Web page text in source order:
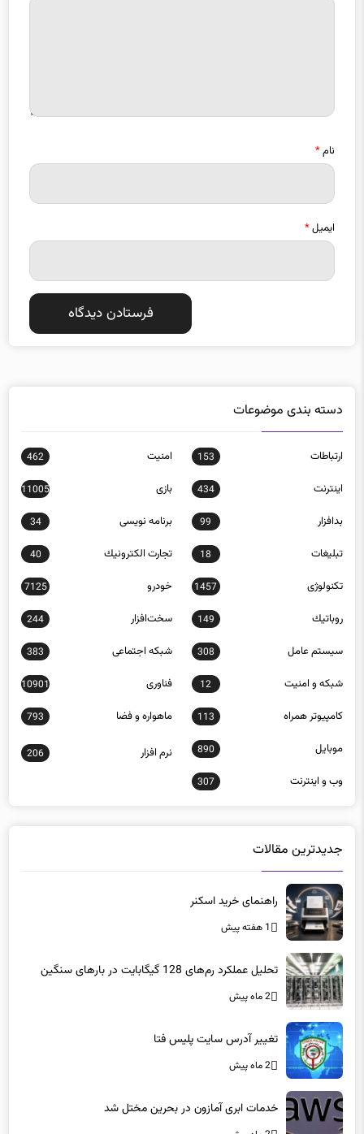
نام*
ایمیل*
دسته بندی موضوعات
ارتباطات 153 امنيت 462
اينترنت 434 بازی 11005
بدافزار 99 برنامه نويسی 34
تبلیغات 18 تجارت الكترونيك 40
تکنولوژی 1457 خودرو 7125
روباتيك 149 سخت‌افزار 244
سيستم عامل 308 شبكه اجتماعی 383
شبكه و امنيت 12 فناوری 10901
كامپيوتر همراه 113 ماهواره و فضا 793
موبايل 890 نرم افزار 206
وب و اينترنت 307
جدیدترین مقالات
راهنمای خرید اسکنر
1 هفته پیش
تحلیل عملکرد رم‌های 128 گیگابایت در بارهای سنگین
2 ماه پیش
تغییر آدرس سایت پلیس فتا
2 ماه پیش
خدمات ابری آمازون در بحرین مختل شد